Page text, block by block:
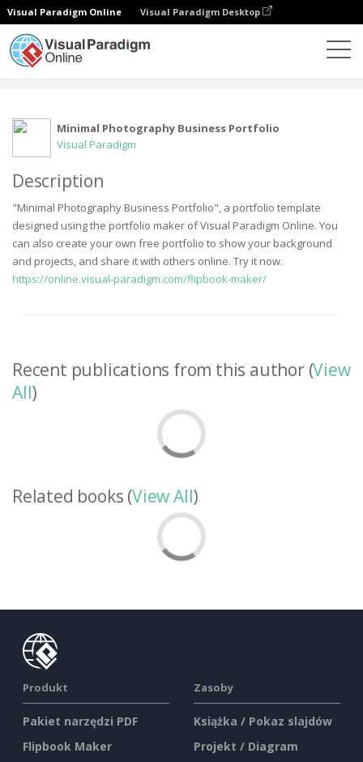
Visual Paradigm Online Visual Paradigm Desktop
Minimal Photography Business Portfolio
Visual Paradigm
Description
"Minimal Photography Business Portfolio", a portfolio template
designed using the portfolio maker of Visual Paradigm Online. You
can also create your own free portfolio to show your background
and projects, and share it with others online. Try it now.
https://online.visual-paradigm.com/flipbook-maker/
Recent publications from this author (View
All)
Related books (View All)
Produkt
Pakiet narzędzi PDF
Flipbook Maker
Zasoby
Książka / Pokaz slajdów
Projekt / Diagram